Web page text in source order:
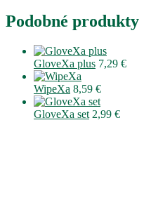
Podobné produkty
GloveXa plus 7,29 €
WipeXa 8,59 €
GloveXa set 2,99 €